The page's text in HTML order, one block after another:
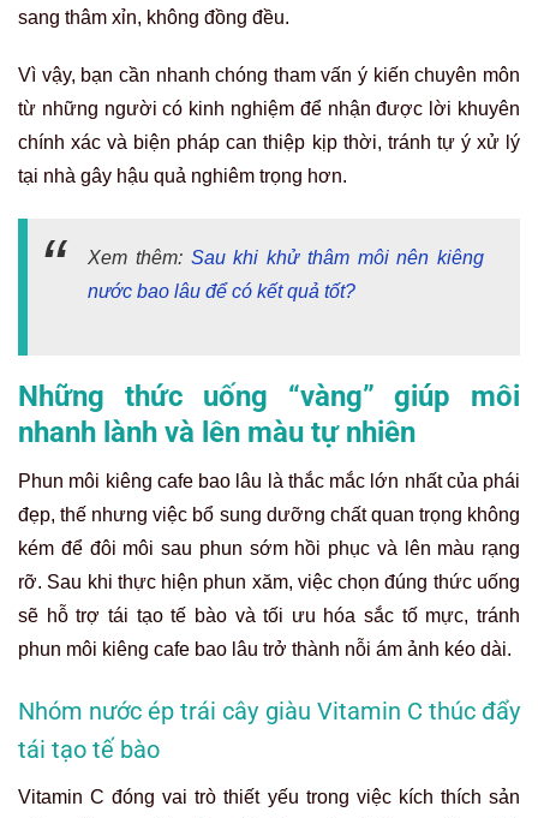
sang thâm xỉn, không đồng đều.
Vì vậy, bạn cần nhanh chóng tham vấn ý kiến chuyên môn
từ những người có kinh nghiệm để nhận được lời khuyên
chính xác và biện pháp can thiệp kịp thời, tránh tự ý xử lý
tại nhà gây hậu quả nghiêm trọng hơn.
Xem thêm: Sau khi khử thâm môi nên kiêng
nước bao lâu để có kết quả tốt?
Những thức uống “vàng” giúp môi
nhanh lành và lên màu tự nhiên
Phun môi kiêng cafe bao lâu là thắc mắc lớn nhất của phái
đẹp, thế nhưng việc bổ sung dưỡng chất quan trọng không
kém để đôi môi sau phun sớm hồi phục và lên màu rạng
rỡ. Sau khi thực hiện phun xăm, việc chọn đúng thức uống
sẽ hỗ trợ tái tạo tế bào và tối ưu hóa sắc tố mực, tránh
phun môi kiêng cafe bao lâu trở thành nỗi ám ảnh kéo dài.
Nhóm nước ép trái cây giàu Vitamin C thúc đẩy
tái tạo tế bào
Vitamin C đóng vai trò thiết yếu trong việc kích thích sản